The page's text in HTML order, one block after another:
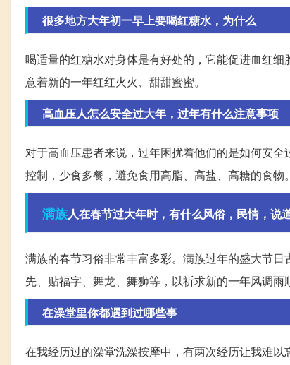
很多地方大年初一早上要喝红糖水，为什么
喝适量的红糖水对身体是有好处的，它能促进血红
意着新的一年红红火火、甜甜蜜蜜。
高血压人怎么安全过大年，过年有什么注意事项
对于高血压患者来说，过年困扰着他们的是如何安
控制，少食多餐，避免食用高脂、高盐、高糖的食物
满族人在春节过大年时，有什么风俗，民情，说
满族的春节习俗非常丰富多彩。满族过年的盛大节日
先、贴福字、舞龙、舞狮等，以祈求新的一年风调雨
在澡堂里你都遇到过哪些事
在我经历过的澡堂洗澡按摩中，有两次经历让我难